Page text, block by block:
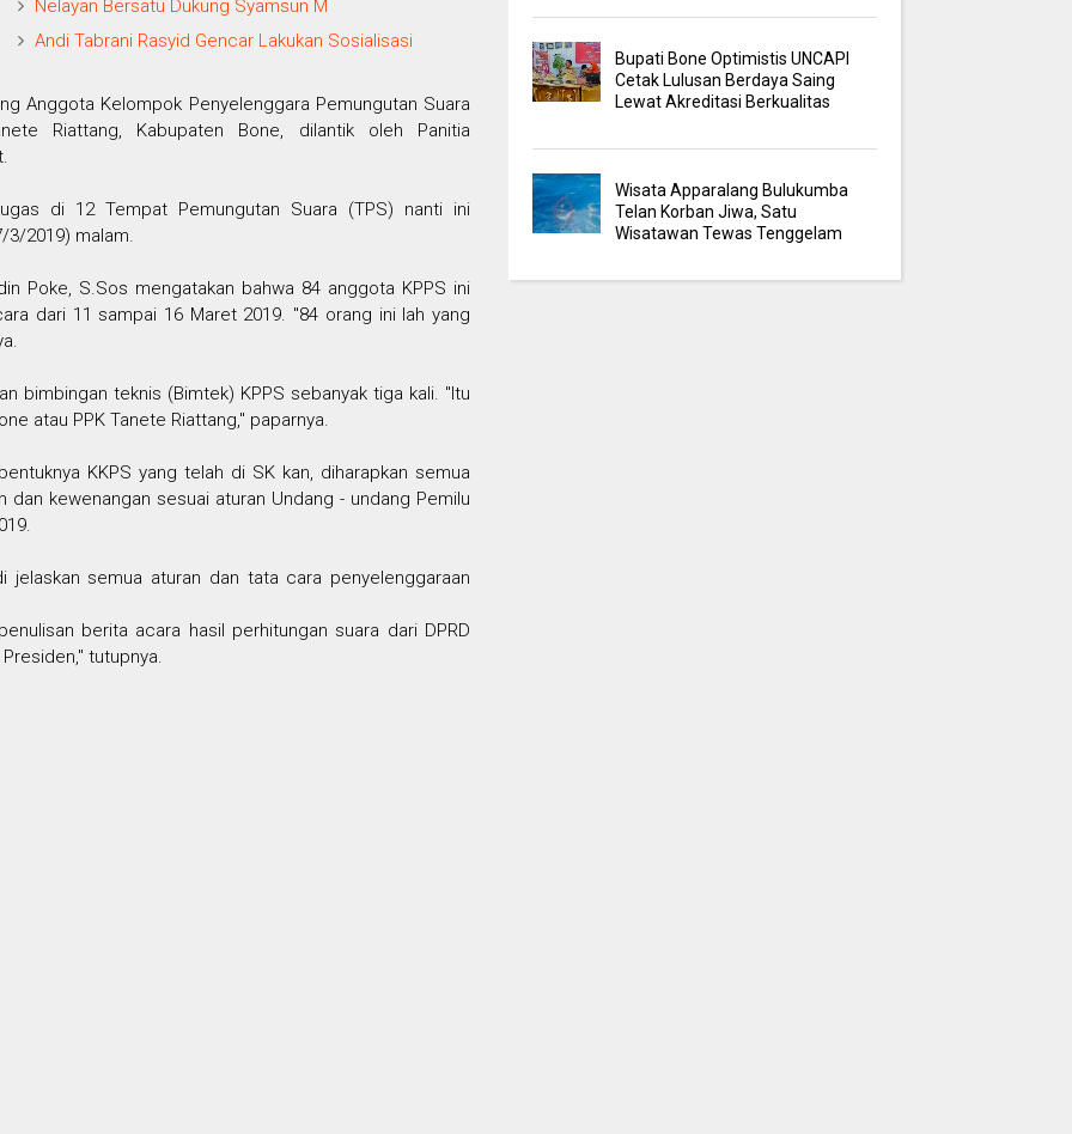
Nelayan Bersatu Dukung Syamsun M
Andi Tabrani Rasyid Gencar Lakukan Sosialisasi
Anggota Kelompok Penyelenggara Pemungutan Suara
Riattang, Kabupaten Bone, dilantik oleh Panitia
di 12 Tempat Pemungutan Suara (TPS) nanti ini
3/2019) malam.
Poke, S.Sos mengatakan bahwa 84 anggota KPPS ini
dari 11 sampai 16 Maret 2019. "84 orang ini lah yang
bimbingan teknis (Bimtek) KPPS sebanyak tiga kali. "Itu
atau PPK Tanete Riattang," paparnya.
KKPS yang telah di SK kan, diharapkan semua
dan kewenangan sesuai aturan Undang - undang Pemilu
jelaskan semua aturan dan tata cara penyelenggaraan
berita acara hasil perhitungan suara dari DPRD
tutupnya.
Bupati Bone Optimistis UNCAPI
Cetak Lulusan Berdaya Saing
Lewat Akreditasi Berkualitas
Wisata Apparalang Bulukumba
Telan Korban Jiwa, Satu
Wisatawan Tewas Tenggelam